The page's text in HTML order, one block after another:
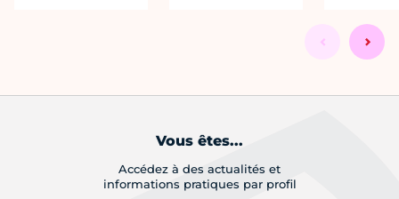
Vous êtes...
Accédez à des actualités et
informations pratiques par profil